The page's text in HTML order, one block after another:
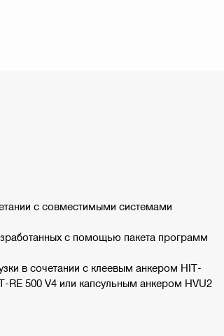
с совместимыми системами
с помощью пакета программ
в сочетании с клеевым анкером HIT-
500 V4 или капсульным анкером HVU2